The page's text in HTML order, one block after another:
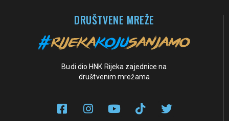
DRUŠTVENE MREŽE
Budi dio HNK Rijeka zajednice na
društvenim mrežama